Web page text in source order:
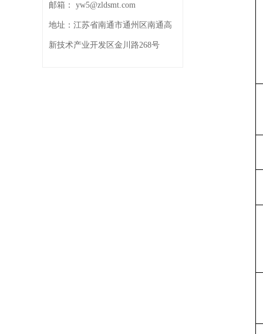
邮箱： yw5@zldsmt.com
地址： 江苏省南通市通州区南通高
新技术产业开发区金川路268号